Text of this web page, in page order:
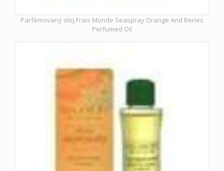
Parfémovaný olej Frais Monde Seaspray Orange And Beries
Perfumed Oil